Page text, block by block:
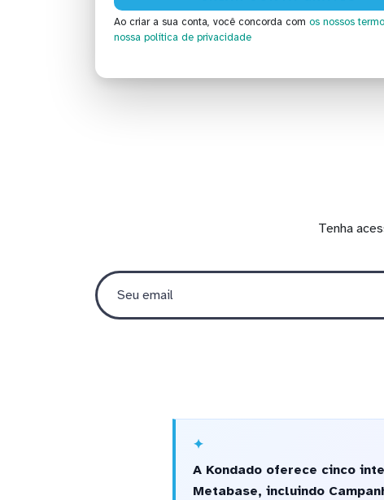
Ao criar a sua conta, você concorda com os nossos
nossa política de privacidade
Tenha
A Kondado oferece cinco
Metabase, incluindo